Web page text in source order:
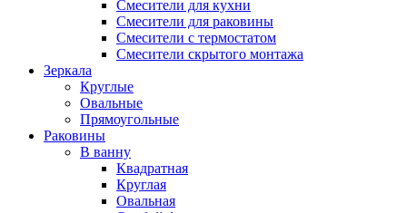
Смесители для кухни
Смесители для раковины
Смесители с термостатом
Смесители скрытого монтажа
Зеркала
Круглые
Овальные
Прямоугольные
Раковины
В ванну
Квадратная
Круглая
Овальная